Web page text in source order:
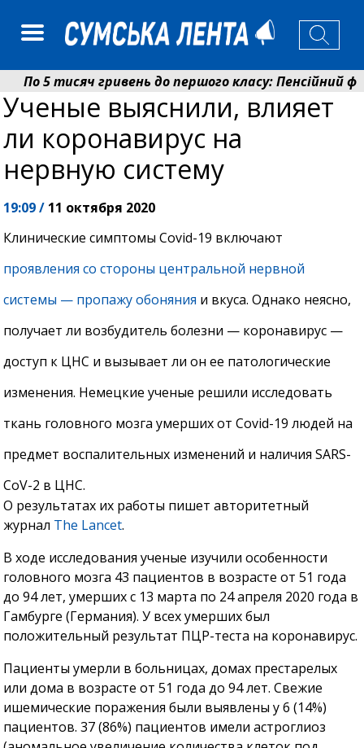
По 5 тисяч гривень до першого класу: Пенсійний
Ніколаєнко: у Сумах погодили 115 компенсацій на
Ученые выяснили, влияет
ли коронавирус на
нервную систему
19:09 / 11 октября 2020
Клинические симптомы Covid-19 включают
проявления со стороны центральной нервной
системы — пропажу обоняния и вкуса. Однако неясно,
получает ли возбудитель болезни — коронавирус —
доступ к ЦНС и вызывает ли он ее патологические
изменения. Немецкие ученые решили исследовать
ткань головного мозга умерших от Covid-19 людей на
предмет воспалительных изменений и наличия SARS-
CoV-2 в ЦНС.
О результатах их работы пишет авторитетный
журнал The Lancet.
В ходе исследования ученые изучили особенности
головного мозга 43 пациентов в возрасте от 51 года
до 94 лет, умерших с 13 марта по 24 апреля 2020 года в
Гамбурге (Германия). У всех умерших был
положительный результат ПЦР-теста на коронавирус.
Пациенты умерли в больницах, домах престарелых
или дома в возрасте от 51 года до 94 лет. Свежие
ишемические поражения были выявлены у 6 (14%)
пациентов. 37 (86%) пациентов имели астроглиоз